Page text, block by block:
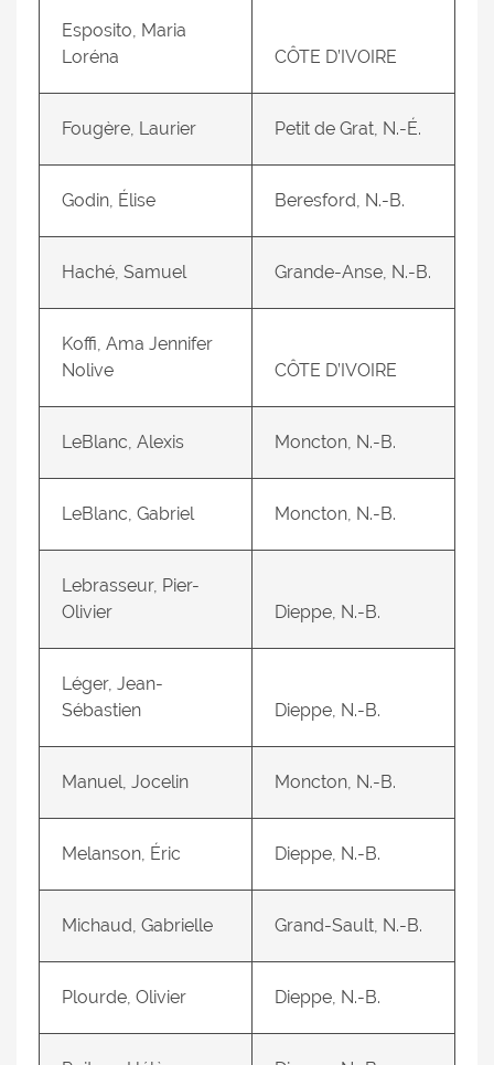
Esposito, Maria
Loréna
CÔTE D’IVOIRE
Fougère, Laurier Petit de Grat, N.-É.
Godin, Élise Beresford, N.-B.
Haché, Samuel Grande-Anse, N.-B.
Koffi, Ama Jennifer
Nolive
CÔTE D’IVOIRE
LeBlanc, Alexis Moncton, N.-B.
LeBlanc, Gabriel Moncton, N.-B.
Lebrasseur, Pier-
Olivier
Dieppe, N.-B.
Léger, Jean-
Sébastien
Dieppe, N.-B.
Manuel, Jocelin Moncton, N.-B.
Melanson, Éric Dieppe, N.-B.
Michaud, Gabrielle Grand-Sault, N.-B.
Plourde, Olivier Dieppe, N.-B.